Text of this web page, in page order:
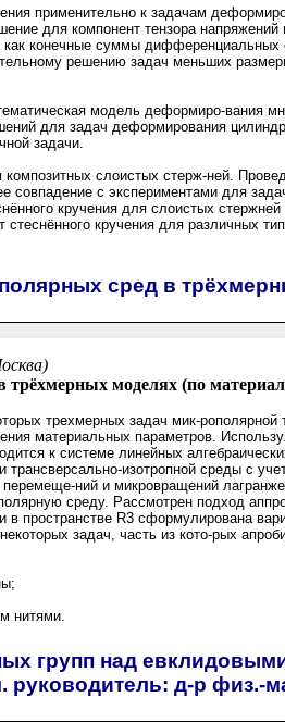
применительно к задачам
для компонент тензора
конечные суммы дифференциальных
решению задач меньших
модель деформиро-вания
для задач деформирования
задачи.
слоистых стерж-ней.
совпадение с экспериментами для
кручения для слоистых
кручения для различных
сред в
моделях (по
трехмерных задач мик-рополярной
материальных параметров.
к системе линейных
изотропной среды с
ний и микровращений
среду. Рассмотрен подход
пространстве R3 сформулирована
задач, часть из кото-рых
нитями.
групп над
д-р физ.-